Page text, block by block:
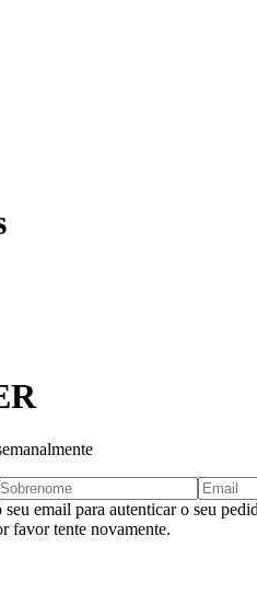
email para autenticar o seu
favor tente novamente.